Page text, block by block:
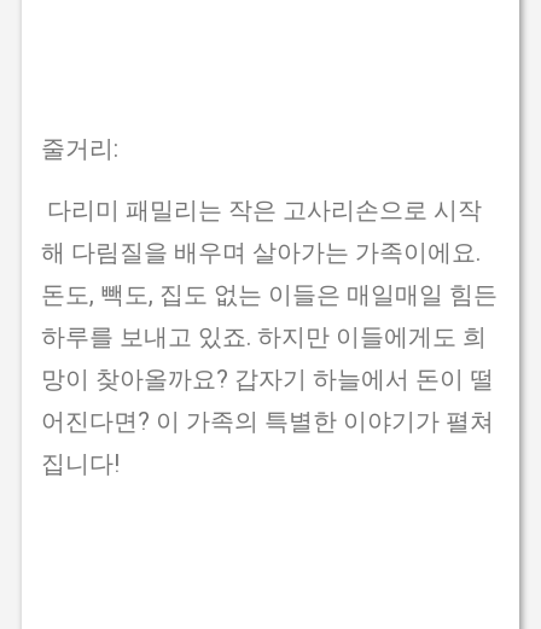
줄거리:
다리미 패밀리는 작은 고사리손으로 시작
해 다림질을 배우며 살아가는 가족이에요.
돈도, 빽도, 집도 없는 이들은 매일매일 힘든
하루를 보내고 있죠. 하지만 이들에게도 희
망이 찾아올까요? 갑자기 하늘에서 돈이 떨
어진다면? 이 가족의 특별한 이야기가 펼쳐
집니다!